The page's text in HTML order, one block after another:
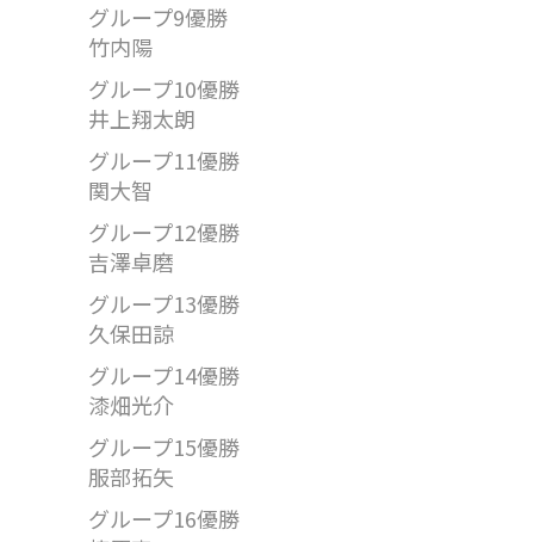
グループ9優勝
竹内陽
グループ10優勝
井上翔太朗
グループ11優勝
関大智
グループ12優勝
吉澤卓磨
グループ13優勝
久保田諒
グループ14優勝
漆畑光介
グループ15優勝
服部拓矢
グループ16優勝